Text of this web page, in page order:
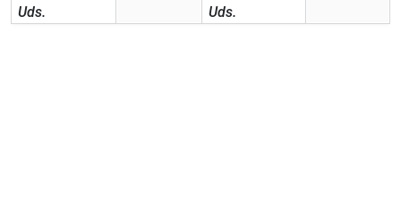
Uds.
Uds.